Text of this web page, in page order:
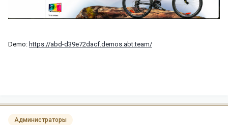
Demo: https://abd-d39e72dacf.demos.abt.team/
Администраторы